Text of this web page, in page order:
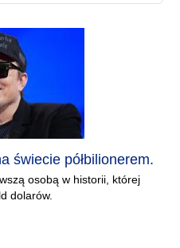
świecie półbilionerem.
osobą w historii, której
dolarów.